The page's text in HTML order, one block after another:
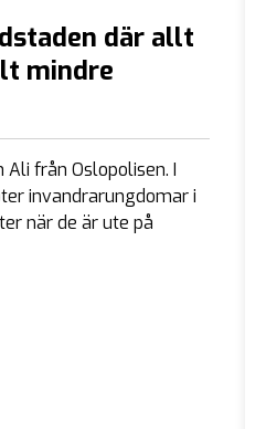
där allt
mindre
från Oslopolisen. I
invandrarungdomar i
när de är ute på